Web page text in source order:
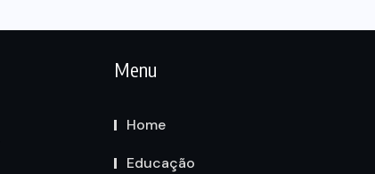
Menu
Home
Educação